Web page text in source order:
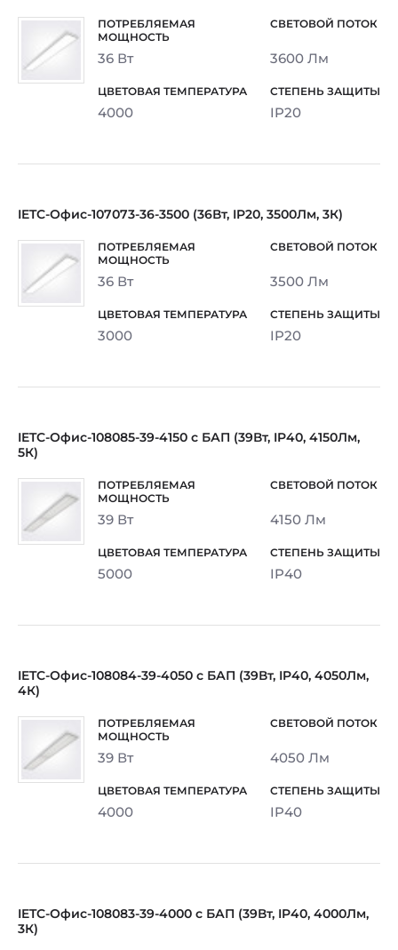
36 Вт 3600 Лм
4000 IP20
IETC-Офис-107073-36-3500 (36Вт, IP20, 3500Лм, 3К)
36 Вт 3500 Лм
3000 IP20
IETC-Офис-108085-39-4150 с БАП (39Вт, IP40, 4150Лм,
5К)
39 Вт 4150 Лм
5000 IP40
IETC-Офис-108084-39-4050 с БАП (39Вт, IP40, 4050Лм,
4К)
39 Вт 4050 Лм
4000 IP40
IETC-Офис-108083-39-4000 с БАП (39Вт, IP40, 4000Лм,
3К)